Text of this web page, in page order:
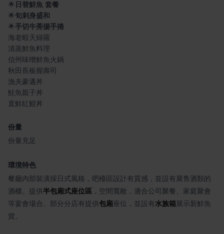
🌟 日替鮮魚 套餐
🌟旬刺身盛和
🌟手切牛蒡揚手捲
海老蝦天婦羅
清蒸鮮魚料理
信州味噌鮮魚火鍋
秋田長板握壽司
漁夫豪邁丼
鮭魚親子丼
直鮮紅魽丼
份量
份量充足
環境特色
餐廳內部裝潢採日式風格，吧檯區設計有質感，並設有展售酒類的
酒櫃。提供半包廂式座位區 ，空間寬敞，適合公司聚餐、家庭聚會
等宴會場合。部分分店有提供包廂座位，並設有水族箱展示新鮮魚
貨。